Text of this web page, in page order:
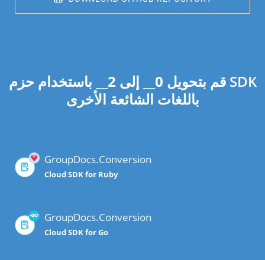
قم بتحويل 0 __ إلى 2 __ باستخدام حزم SDK
باللغات الشائعة الأخرى
GroupDocs.Conversion
Cloud SDK for Ruby
GroupDocs.Conversion
Cloud SDK for Go